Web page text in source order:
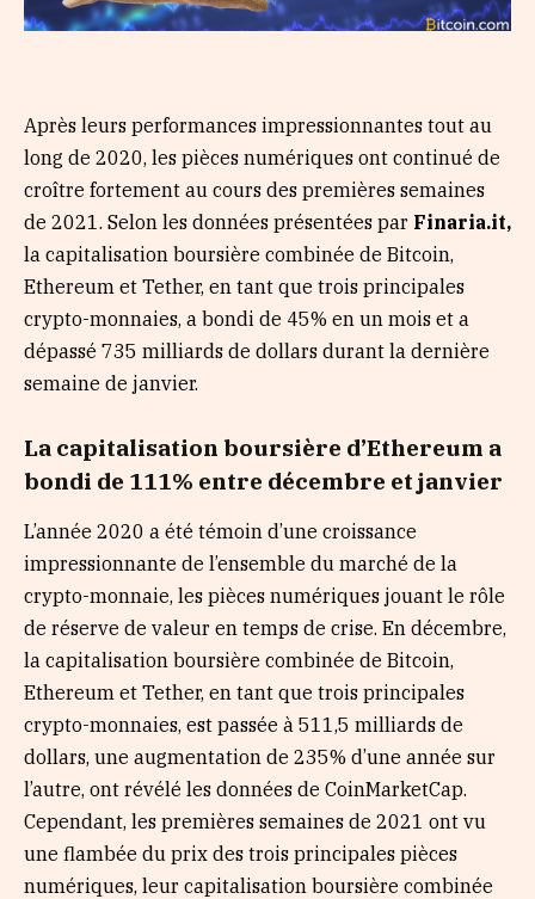
Après leurs performances impressionnantes tout au
long de 2020, les pièces numériques ont continué de
croître fortement au cours des premières semaines
de 2021. Selon les données présentées par Finaria.it,
la capitalisation boursière combinée de Bitcoin,
Ethereum et Tether, en tant que trois principales
crypto-monnaies, a bondi de 45% en un mois et a
dépassé 735 milliards de dollars durant la dernière
semaine de janvier.
La capitalisation boursière d’Ethereum a
bondi de 111% entre décembre et janvier
L’année 2020 a été témoin d’une croissance
impressionnante de l’ensemble du marché de la
crypto-monnaie, les pièces numériques jouant le rôle
de réserve de valeur en temps de crise. En décembre,
la capitalisation boursière combinée de Bitcoin,
Ethereum et Tether, en tant que trois principales
crypto-monnaies, est passée à 511,5 milliards de
dollars, une augmentation de 235% d’une année sur
l’autre, ont révélé les données de CoinMarketCap.
Cependant, les premières semaines de 2021 ont vu
une flambée du prix des trois principales pièces
numériques, leur capitalisation boursière combinée